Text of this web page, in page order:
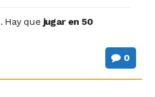
Hay que jugar en 50
0